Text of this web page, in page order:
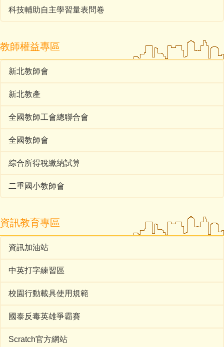
科技輔助自主學習量表問卷
教師權益專區
新北教師會
新北教產
全國教師工會總聯合會
全國教師會
綜合所得稅繳納試算
二重國小教師會
資訊教育專區
資訊加油站
中英打字練習區
校園行動載具使用規範
國泰反毒英雄爭霸賽
Scratch官方網站